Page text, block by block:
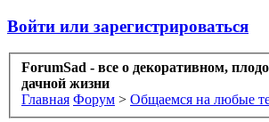
Войти или зарегистрироваться
ForumSad - все о декоративном,
дачной жизни
Главная Форум > Общаемся на любые